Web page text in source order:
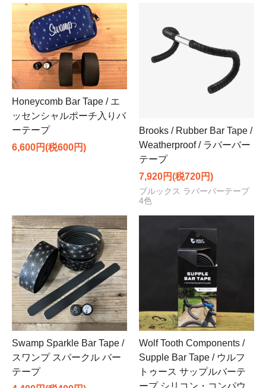
Honeycomb Bar Tape / エ
ッセンシャルポーチ入りバ
ーテープ
6,600円(税600円)
Brooks / Rubber Bar Tape /
Weatherproof / ラバーバー
テープ
7,920円(税720円)
ブルックス ラバーバーテープ
4色
Swamp Sparkle Bar Tape /
スワンプ スパークル バー
テープ
Wolf Tooth Components /
Supple Bar Tape / ウルフ
トゥース サップルバーテ
ープ シリコン・コンパウ